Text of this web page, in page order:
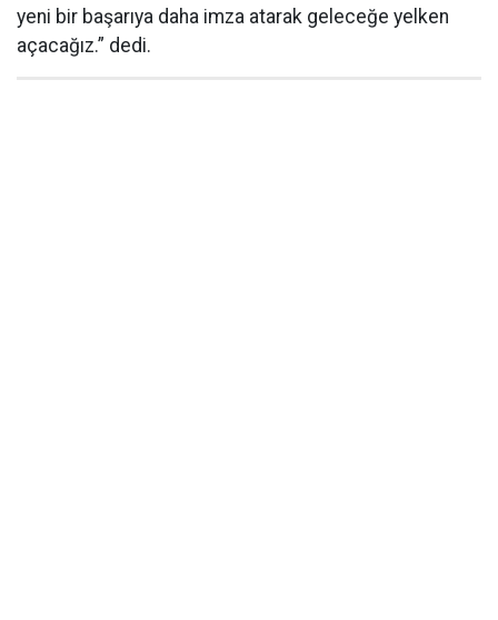
yeni bir başarıya daha imza atarak geleceğe yelken
açacağız.” dedi.